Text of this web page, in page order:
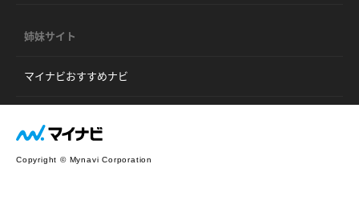
姉妹サイト
マイナビおすすめナビ
Copyright © Mynavi Corporation